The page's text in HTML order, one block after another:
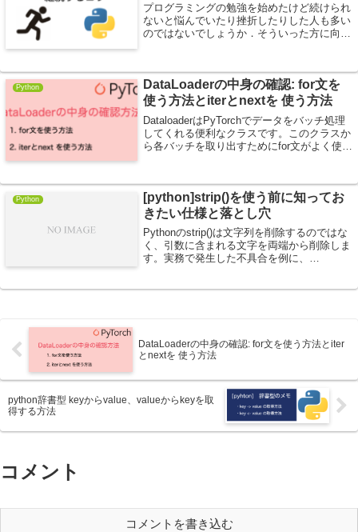
プログラミングの勉強を始めたけど続けられ
ないと悩んでいたり挫折したりした人も多い
のではないでしょうか．そういった方に向け
方になれば幸いです．
Python
DataLoaderの中身の確認: for文を
使う方法とiterとnextを 使う方法
DataloaderはPyTorchでデータをバッチ処理
してくれる便利なクラスです。このクラスか
ら各バッチを取り出すためにfor文がよく使わ
Python
[python]strip()を使う前に知ってお
きたい仕様と落とし穴
Pythonのstrip()は文字列を削除するのではな
く、引数に含まれる文字を両端から削除しま
す。実務で発生した不具合を例に、
DataLoaderの中身の確認: for文を使う方法とiter
とnextを 使う方法
python辞書型 keyからvalue、valueからkeyを取
得する方法
コメント
コメントを書き込む